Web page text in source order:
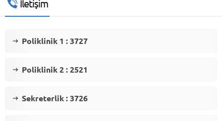
İletişim
Poliklinik 1 : 3727
Poliklinik 2 : 2521
Sekreterlik : 3726